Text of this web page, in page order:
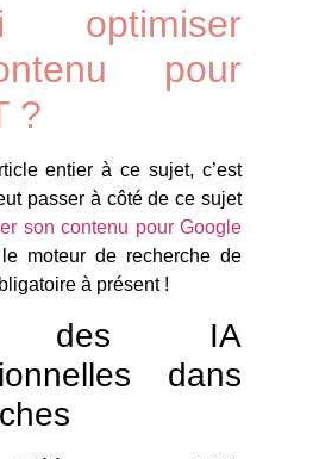
optimiser
pour
?
entier à ce sujet, c’est
passer à côté de ce sujet
son contenu pour Google
moteur de recherche de
à présent !
des IA
dans